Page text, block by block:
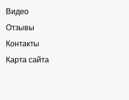
Видео
Отзывы
Контакты
Карта сайта